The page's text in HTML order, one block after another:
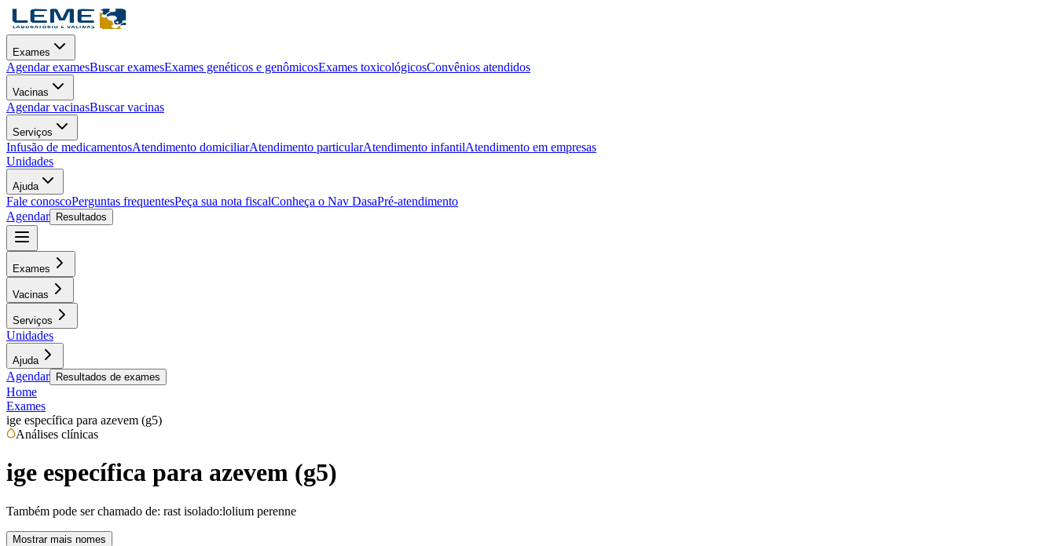
Exames
Agendar examesBuscar examesExames genéticos e genômicosExames toxicológicosConvênios atendidos
Vacinas
Agendar vacinasBuscar vacinas
Serviços
Infusão de medicamentosAtendimento domiciliarAtendimento particularAtendimento infantilAtendimento em empresas
Unidades
Ajuda
Fale conoscoPerguntas frequentesPeça sua nota fiscalConheça o Nav DasaPré-atendimento
Agendar
Resultados
Exames
Vacinas
Serviços
Unidades
Ajuda
Agendar Resultados de exames
Home
Exames
ige específica para azevem (g5)
Análises clínicas
ige específica para azevem (g5)
Também pode ser chamado de: rast isolado:lolium perenne
Mostrar mais nomes